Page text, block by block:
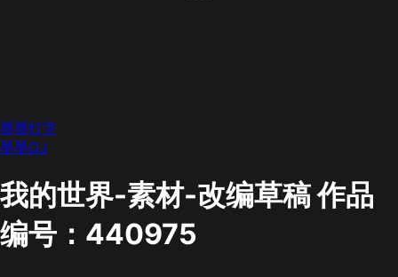
墨墨打字
墨墨OJ
我的世界-素材-改编草稿作品
编号：440975